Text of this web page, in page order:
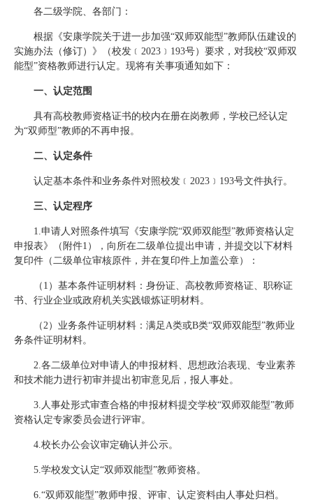
各二级学院、各部门：
根据《安康学院关于进一步加强“双师双能型”教师队伍建设的
实施办法（修订）》（校发﹝2023﹞193号）要求，对我校“双师双
能型”资格教师进行认定。现将有关事项通知如下：
一、认定范围
具有高校教师资格证书的校内在册在岗教师，学校已经认定
为“双师型”教师的不再申报。
二、认定条件
认定基本条件和业务条件对照校发﹝2023﹞193号文件执行。
三、认定程序
1.申请人对照条件填写《安康学院“双师双能型”教师资格认定
申报表》（附件1），向所在二级单位提出申请，并提交以下材料
复印件（二级单位审核原件，并在复印件上加盖公章）：
（1）基本条件证明材料：身份证、高校教师资格证、职称证
书、行业企业或政府机关实践锻炼证明材料。
（2）业务条件证明材料：满足A类或B类“双师双能型”教师业
务条件证明材料。
2.各二级单位对申请人的申报材料、思想政治表现、专业素养
和技术能力进行初审并提出初审意见后，报人事处。
3.人事处形式审查合格的申报材料提交学校“双师双能型”教师
资格认定专家委员会进行评审。
4.校长办公会议审定确认并公示。
5.学校发文认定“双师双能型”教师资格。
6.“双师双能型”教师申报、评审、认定资料由人事处归档。